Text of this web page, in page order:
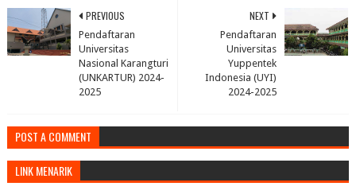
NEXT
Pendaftaran
Universitas
Yuppentek
Indonesia (UYI)
2024-2025
PREVIOUS
Pendaftaran
Universitas
Nasional Karangturi
(UNKARTUR) 2024-
2025
POST A COMMENT
LINK MENARIK